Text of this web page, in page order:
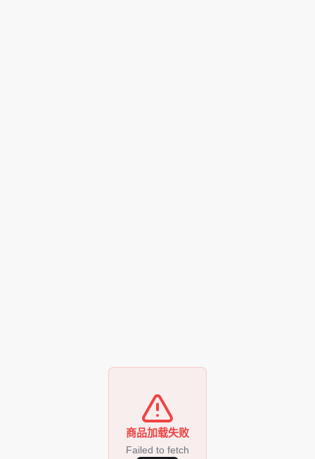
商品加载失败
Failed to fetch